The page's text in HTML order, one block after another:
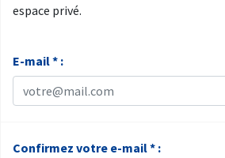
espace privé.
E-mail * :
Confirmez votre e-mail * :